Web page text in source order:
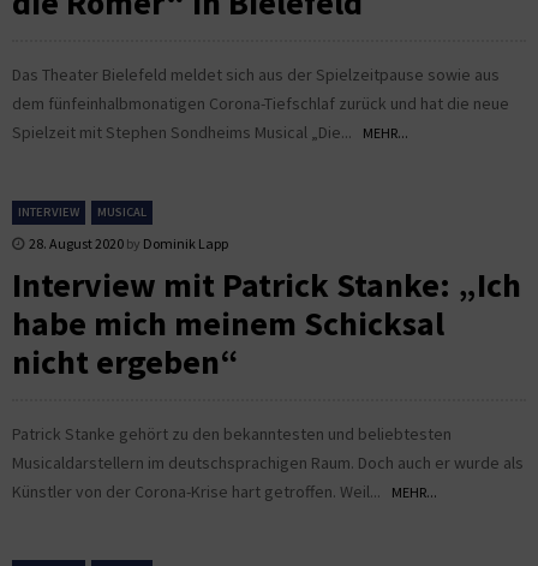
Das Theater Bielefeld meldet sich aus der Spielzeitpause sowie aus
dem fünfeinhalbmonatigen Corona-Tiefschlaf zurück und hat die neue
Spielzeit mit Stephen Sondheims Musical „Die...
MEHR...
INTERVIEW MUSICAL
28. August 2020 by Dominik Lapp
Interview mit Patrick Stanke: „Ich
habe mich meinem Schicksal
nicht ergeben“
Patrick Stanke gehört zu den bekanntesten und beliebtesten
Musicaldarstellern im deutschsprachigen Raum. Doch auch er wurde als
Künstler von der Corona-Krise hart getroffen. Weil...
MEHR...